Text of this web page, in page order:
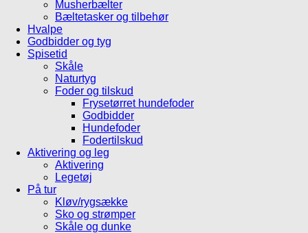
Musherbælter
Bæltetasker og tilbehør
Hvalpe
Godbidder og tyg
Spisetid
Skåle
Naturtyg
Foder og tilskud
Frysetørret hundefoder
Godbidder
Hundefoder
Fodertilskud
Aktivering og leg
Aktivering
Legetøj
På tur
Kløv/rygsække
Sko og strømper
Skåle og dunke